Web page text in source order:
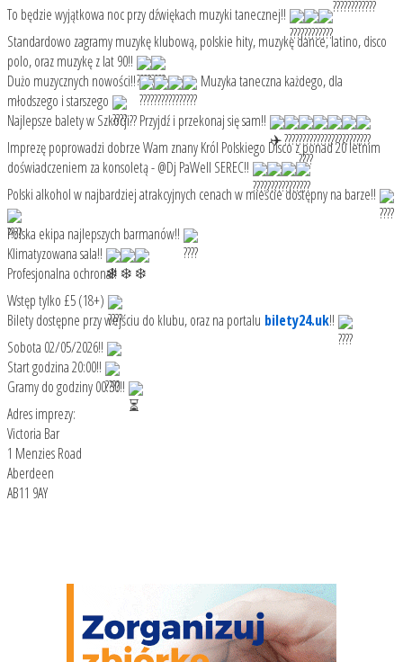
To będzie wyjątkowa noc przy dźwiękach muzyki tanecznej!!
Standardowo zagramy muzykę klubową, polskie hity, muzykę dance, latino, disco
polo, oraz muzykę z lat 90!!
Dużo muzycznych nowości!!
Muzyka taneczna każdego, dla
młodszego i starszego
Najlepsze balety w Szkocji?? Przyjdź i przekonaj się sam!!
Imprezę poprowadzi dobrze Wam znany Król Polskiego Disco z ponad 20 letnim
doświadczeniem za konsoletą - @Dj PaWell SEREC!!
Polski alkohol w najbardziej atrakcyjnych cenach w mieście dostępny na barze!!
Polska ekipa najlepszych barmanów!!
Klimatyzowana sala!!
Profesjonalna ochrona!!
Wstęp tylko £5 (18+)
Bilety dostępne przy wejściu do klubu, oraz na portalu bilety24.uk!!
Sobota 02/05/2026!!
Start godzina 20:00!!
Gramy do godziny 00:30!!
Adres imprezy:
Victoria Bar
1 Menzies Road
Aberdeen
AB11 9AY